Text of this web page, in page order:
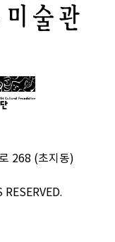
268 (초지동)